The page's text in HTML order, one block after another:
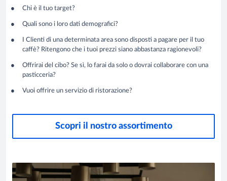
Chi è il tuo target?
Quali sono i loro dati demografici?
I Clienti di una determinata area sono disposti a pagare per il tuo
caffè? Ritengono che i tuoi prezzi siano abbastanza ragionevoli?
Offrirai del cibo? Se sì, lo farai da solo o dovrai collaborare con una
pasticceria?
Vuoi offrire un servizio di ristorazione?
Scopri il nostro assortimento